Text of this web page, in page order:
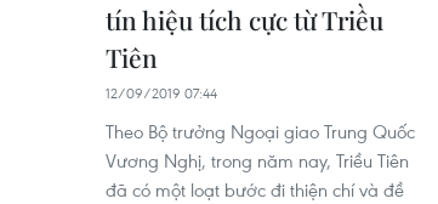
tín hiệu tích cực từ Triều
Tiên
12/09/2019 07:44
Theo Bộ trưởng Ngoại giao Trung Quốc
Vương Nghị, trong năm nay, Triều Tiên
đã có một loạt bước đi thiện chí và đề